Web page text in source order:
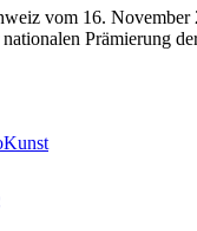
vom 16.
Prämierung